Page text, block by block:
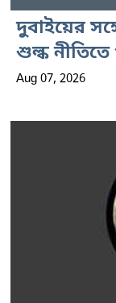
দুবাইয়ের
শুল্ক
Aug 07, 2026